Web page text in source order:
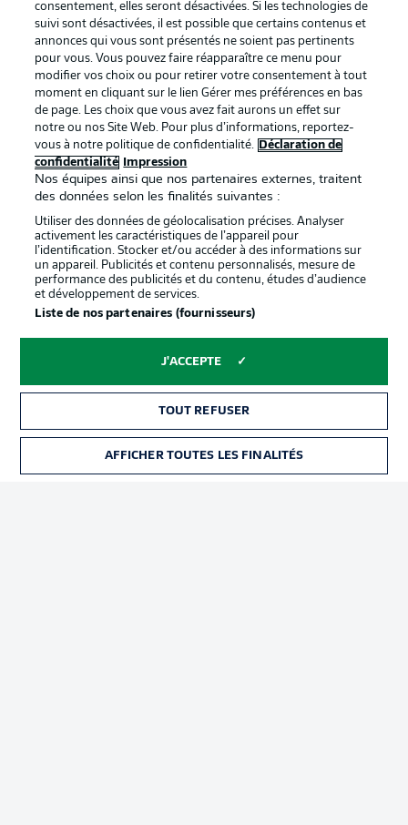
BUNDESLIGA APP
Proposé par
services
Mentions Légales Gérer mes préférences
Diffuseurs
Travaux Contact
consentement, elles seront désactivées. Si les technologies de
suivi sont désactivées, il est possible que certains contenus et
annonces qui vous sont présentés ne soient pas pertinents
pour vous. Vous pouvez faire réapparaître ce menu pour
modifier vos choix ou pour retirer votre consentement à tout
moment en cliquant sur le lien Gérer mes préférences en bas
de page. Les choix que vous avez fait aurons un effet sur
notre ou nos Site Web. Pour plus d’informations, reportez-
vous à notre politique de confidentialité.
Déclaration de
confidentialité
Impression
Nos équipes ainsi que nos partenaires externes, traitent
des données selon les finalités suivantes :
Utiliser des données de géolocalisation précises. Analyser
activement les caractéristiques de l’appareil pour
l’identification. Stocker et/ou accéder à des informations sur
un appareil. Publicités et contenu personnalisés, mesure de
performance des publicités et du contenu, études d’audience
et développement de services.
Liste de nos partenaires (fournisseurs)
J'ACCEPTE
TOUT REFUSER
AFFICHER TOUTES LES FINALITÉS